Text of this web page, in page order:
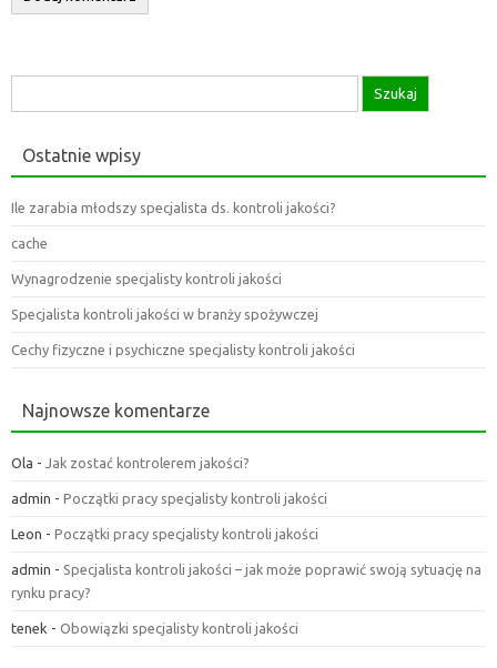
Ostatnie wpisy
Ile zarabia młodszy specjalista ds. kontroli jakości?
cache
Wynagrodzenie specjalisty kontroli jakości
Specjalista kontroli jakości w branży spożywczej
Cechy fizyczne i psychiczne specjalisty kontroli jakości
Najnowsze komentarze
Ola - Jak zostać kontrolerem jakości?
admin - Początki pracy specjalisty kontroli jakości
Leon - Początki pracy specjalisty kontroli jakości
admin - Specjalista kontroli jakości – jak może poprawić swoją sytuację na
rynku pracy?
tenek - Obowiązki specjalisty kontroli jakości